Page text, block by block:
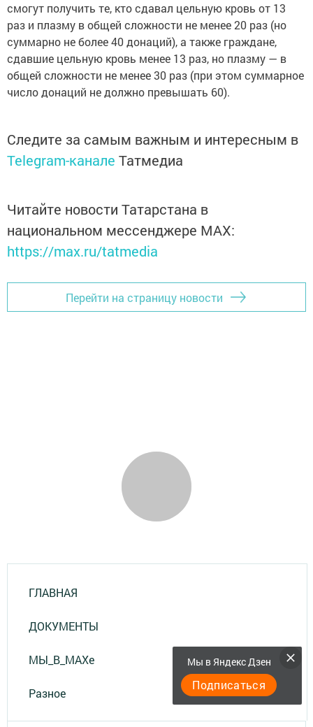
смогут получить те, кто сдавал цельную кровь от 13
раз и плазму в общей сложности не менее 20 раз (но
суммарно не более 40 донаций), а также граждане,
сдавшие цельную кровь менее 13 раз, но плазму — в
общей сложности не менее 30 раз (при этом суммарное
число донаций не должно превышать 60).
Следите за самым важным и интересным в
Telegram-канале Татмедиа
Читайте новости Татарстана в
национальном мессенджере MАХ:
https://max.ru/tatmedia
Перейти на страницу новости
ГЛАВНАЯ
ДОКУМЕНТЫ
МЫ_В_MAXе
Разное
Мы в Яндекс Дзен
Подписаться